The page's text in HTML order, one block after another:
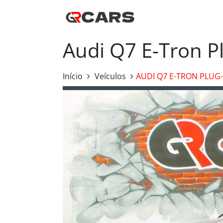
Audi Q7 E-Tron
Início Veículos AUDI Q7 E-TRON